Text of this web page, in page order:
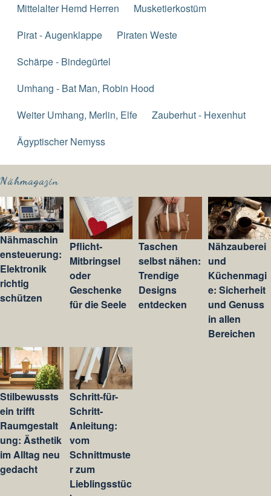
Mittelalter Hemd Herren
Musketierkostüm
Pirat - Augenklappe
Piraten Weste
Schärpe - Bindegürtel
Umhang - Bat Man, Robin Hood
Weiter Umhang, Merlin, Elfe
Zauberhut - Hexenhut
Ägyptischer Nemyss
Nähmagazin
Nähmaschin
ensteuerung:
Elektronik
richtig
schützen
Pflicht-
Mitbringsel
oder
Geschenke
für die Seele
Taschen
selbst nähen:
Trendige
Designs
entdecken
Nähzauberei
und
Küchenmagi
e: Sicherheit
und Genuss
in allen
Bereichen
Stilbewussts
ein trifft
Raumgestalt
ung: Ästhetik
im Alltag neu
gedacht
Schritt-für-
Schritt-
Anleitung:
vom
Schnittmuste
r zum
Lieblingsstüc